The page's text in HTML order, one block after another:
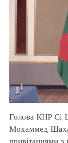
Голова КНР Сі
Мохаммед
привітаннями з